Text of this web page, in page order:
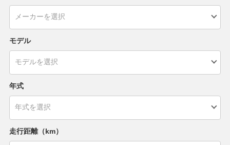
モデル
年式
走行距離（km）